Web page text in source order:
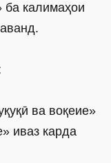
ба калимаҳои
ва воқеие»
иваз карда